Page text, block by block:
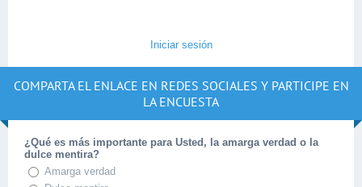
Iniciar sesión
COMPARTA EL ENLACE EN REDES SOCIALES Y PARTICIPE EN
LA ENCUESTA
¿Qué es más importante para Usted, la amarga verdad o la
dulce mentira?
Amarga verdad